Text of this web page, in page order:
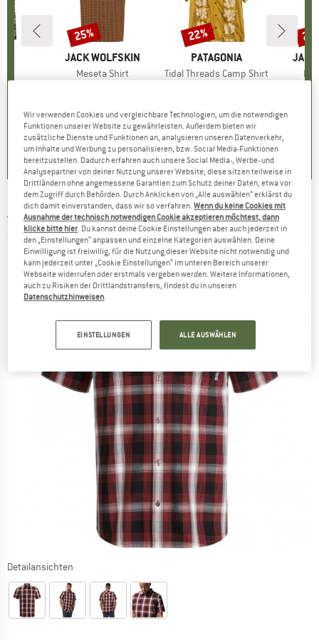
)
MARKE
JACK WOLFSKIN
Artikel
Meseta Shirt
0.0(0)
Rabatt
25%
MARKE
PATAGONIA
Artikel
Tidal Threads Camp Shirt
5.0(2)
Rabatt
22%
JACK WOLFSKIN -Hot Chili Shirt - Hemd
(0)
Detailansichten
Wir verwenden Cookies und vergleichbare Technologien, um die notwendigen
Funktionen unserer Website zu gewährleisten. Außerdem bieten wir
zusätzliche Dienste und Funktionen an, analysieren unseren Datenverkehr,
um Inhalte und Werbung zu personalisieren, bzw. Social Media-Funktionen
bereitzustellen. Dadurch erfahren auch unsere Social Media-, Werbe- und
Analysepartner von deiner Nutzung unserer Website; diese sitzen teilweise in
Drittländern ohne angemessene Garantien zum Schutz deiner Daten, etwa vor
dem Zugriff durch Behörden. Durch Anklicken von „Alle auswählen“ erklärst du
dich damit einverstanden, dass wir so verfahren.Wenn du keine Cookies mit
Ausnahme der technisch notwendigen Cookie akzeptieren möchtest, dann
klicke bitte hier. Du kannst deine Cookie Einstellungen aber auch jederzeit in
den „Einstellungen“ anpassen und einzelne Kategorien auswählen. Deine
Einwilligung ist freiwillig, für die Nutzung dieser Website nicht notwendig und
kann jederzeit unter „Cookie Einstellungen“ im unteren Bereich unserer
Webseite widerrufen oder erstmals vergeben werden. Weitere Informationen,
auch zu Risiken der Drittlandstransfers, findest du in unseren
Datenschutzhinweisen.
EINSTELLUNGEN ALLE AUSWÄHLEN